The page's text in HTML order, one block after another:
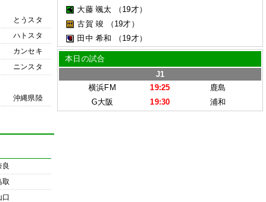
とうスタ
ハトスタ
カンセキ
ニンスタ
沖縄県陸
良
取
口
大藤 颯太
（19才）
古賀 竣
（19才）
田中 希和
（19才）
本日の試合
J1
横浜FM
19:25
鹿島
G大阪
19:30 浦和